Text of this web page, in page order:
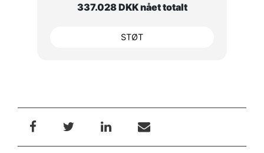
337.028 DKK nået totalt
STØT